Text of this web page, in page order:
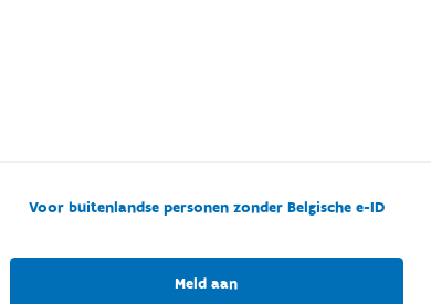
Voor buitenlandse personen zonder Belgische e-ID
Meld aan